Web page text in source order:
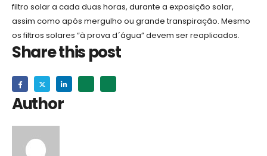
filtro solar a cada duas horas, durante a exposição solar,
assim como após mergulho ou grande transpiração. Mesmo
os filtros solares “à prova d´água” devem ser reaplicados.
Share this post
Author